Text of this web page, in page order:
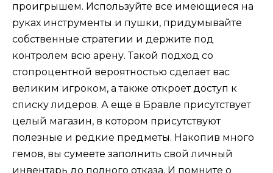
проигрышем. Используйте все имеющиеся на
руках инструменты и пушки, придумывайте
собственные стратегии и держите под
контролем всю арену. Такой подход со
стопроцентной вероятностью сделает вас
великим игроком, а также откроет доступ к
списку лидеров. А еще в Бравле присутствует
целый магазин, в котором присутствуют
полезные и редкие предметы. Накопив много
гемов, вы сумеете заполнить свой личный
инвентарь до полного отказа. И помните о